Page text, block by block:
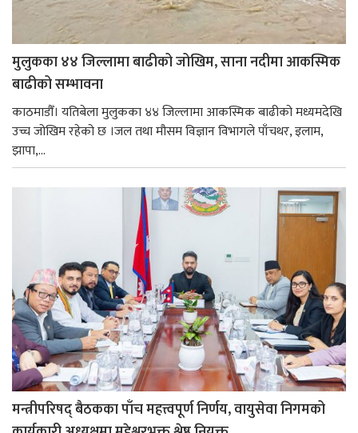
मुलुकका ४४ जिल्लामा बाढीको जोखिम, साना नदीमा आकस्मिक
बाढीको सम्भावना
काठमाडौँ। यतिबेला मुलुकका ४४ जिल्लामा आकस्मिक बाढीको मध्यमदेखि
उच्च जोखिम रहेको छ ।जल तथा मौसम विज्ञान विभागले पाँचथर, इलाम,
झापा,...
मन्त्रीपरिषद् बैठकका पाँच महत्त्वपूर्ण निर्णय, वायुसेवा निगमको